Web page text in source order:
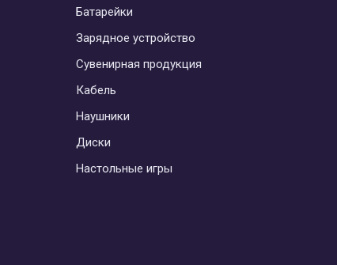
Батарейки
Зарядное устройство
Сувенирная продукция
Кабель
Наушники
Диски
Настольные игры